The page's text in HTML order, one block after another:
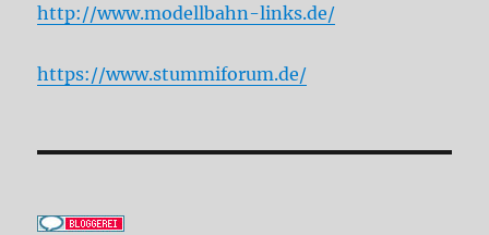
http://www.modellbahn-links.de/
https://www.stummiforum.de/